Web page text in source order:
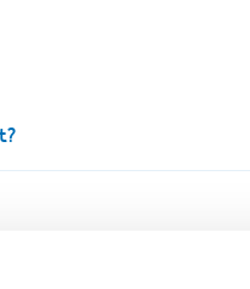
matchmaker (op de
heel breed pakket aan (G-